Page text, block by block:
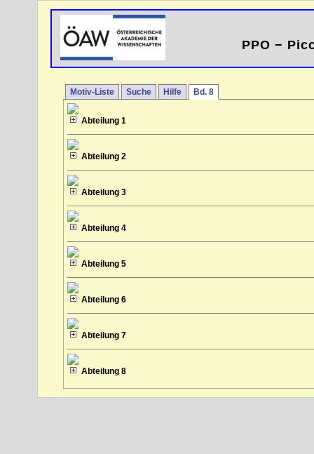
PPO −
Motiv-Liste Suche Hilfe Bd. 8
Abteilung 1
Abteilung 2
Abteilung 3
Abteilung 4
Abteilung 5
Abteilung 6
Abteilung 7
Abteilung 8